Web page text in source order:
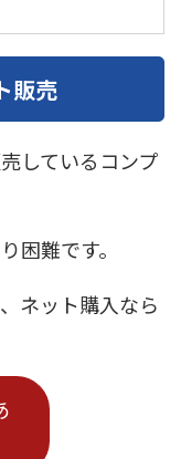
販売
しているコンプ
困難です。
ネット購入なら